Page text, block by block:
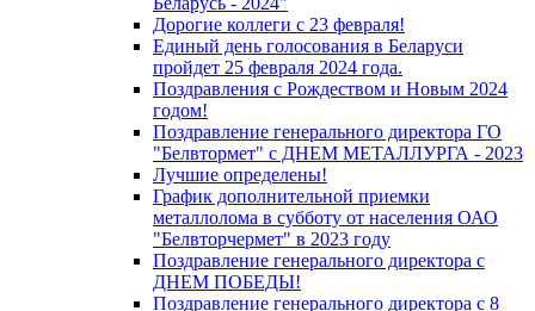
Дорогие коллеги с 23 февраля!
Единый день голосования в Беларуси
пройдет 25 февраля 2024 года.
Поздравления с Рождеством и Новым 2024
годом!
Поздравление генерального директора ГО
"Белвтормет" с ДНЕМ МЕТАЛЛУРГА - 2023
Лучшие определены!
График дополнительной приемки
металлолома в субботу от населения ОАО
"Белвторчермет" в 2023 году
Поздравление генерального директора с
ДНЕМ ПОБЕДЫ!
Поздравление генерального директора с 8